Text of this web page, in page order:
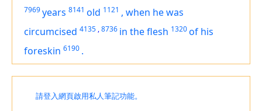
7969years 8141 old 1121 , when he was
circumcised 4135 ,8736 in the flesh 1320of his
foreskin 6190 .
請登入網頁啟用私人筆記功能。